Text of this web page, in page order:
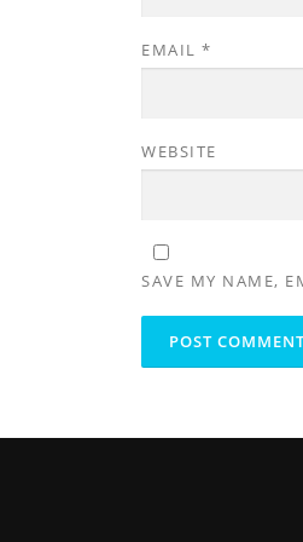
EMAIL *
WEBSITE
SAVE MY NAME,